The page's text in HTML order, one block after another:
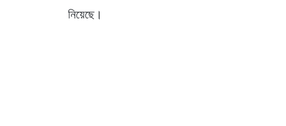
নিয়েছে।